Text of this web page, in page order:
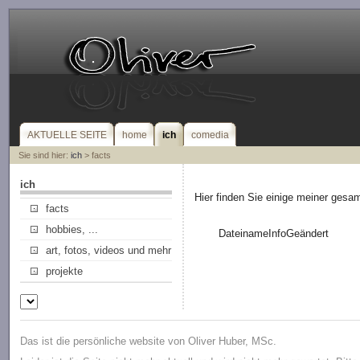
AKTUELLE SEITE home ich comedia
Sie sind hier: ich> facts
ich
facts
hobbies, ...
art, fotos, videos und mehr
projekte
Hier finden Sie einige meiner
Dateiname InfoGeändert
Das ist die persönliche website von Oliver Huber, MSc.